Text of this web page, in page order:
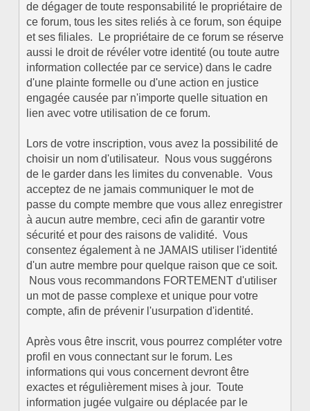
de dégager de toute responsabilité le propriétaire de
ce forum, tous les sites reliés à ce forum, son équipe
et ses filiales. Le propriétaire de ce forum se réserve
aussi le droit de révéler votre identité (ou toute autre
information collectée par ce service) dans le cadre
d'une plainte formelle ou d'une action en justice
engagée causée par n'importe quelle situation en
lien avec votre utilisation de ce forum.
Lors de votre inscription, vous avez la possibilité de
choisir un nom d'utilisateur. Nous vous suggérons
de le garder dans les limites du convenable. Vous
acceptez de ne jamais communiquer le mot de
passe du compte membre que vous allez enregistrer
à aucun autre membre, ceci afin de garantir votre
sécurité et pour des raisons de validité. Vous
consentez également à ne JAMAIS utiliser l'identité
d'un autre membre pour quelque raison que ce soit.
Nous vous recommandons FORTEMENT d'utiliser
un mot de passe complexe et unique pour votre
compte, afin de prévenir l'usurpation d'identité.
Après vous être inscrit, vous pourrez compléter votre
profil en vous connectant sur le forum. Les
informations qui vous concernent devront être
exactes et régulièrement mises à jour. Toute
information jugée vulgaire ou déplacée par le